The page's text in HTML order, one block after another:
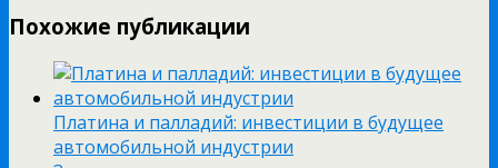
Похожие публикации
Платина и палладий: инвестиции в будущее
автомобильной индустрии